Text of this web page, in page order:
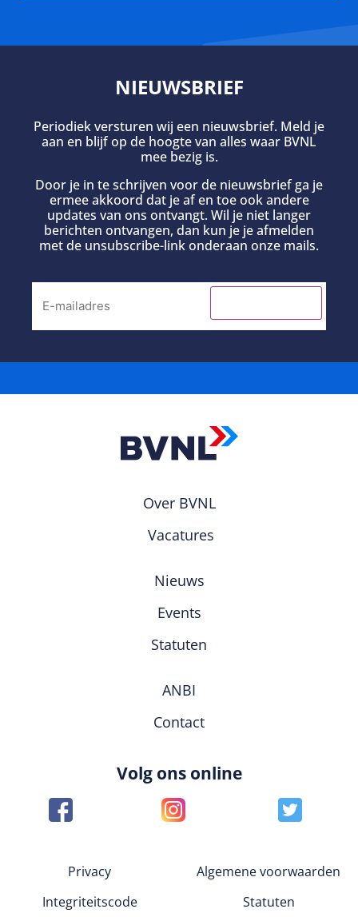
NIEUWSBRIEF
Periodiek versturen wij een nieuwsbrief. Meld je
aan en blijf op de hoogte van alles waar BVNL
mee bezig is.
Door je in te schrijven voor de nieuwsbrief ga je
ermee akkoord dat je af en toe ook andere
updates van ons ontvangt. Wil je niet langer
berichten ontvangen, dan kun je je afmelden
met de unsubscribe-link onderaan onze mails.
Over BVNL
Vacatures
Nieuws
Events
Statuten
ANBI
Contact
Volg ons online
Privacy
Algemene voorwaarden
Integriteitscode
Statuten